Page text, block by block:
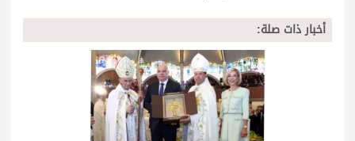
أخبار ذات صلة: